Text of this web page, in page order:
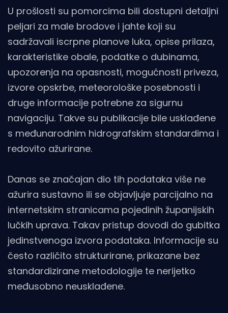
U prošlosti su pomorcima bili dostupni detaljni
peljari za male brodove i jahte koji su
sadržavali iscrpne planove luka, opise prilaza,
karakteristike obale, podatke o dubinama,
upozorenja na opasnosti, mogućnosti priveza,
izvore opskrbe, meteorološke posebnosti i
druge informacije potrebne za sigurnu
navigaciju. Takve su publikacije bile usklađene
s međunarodnim hidrografskim standardima i
redovito ažurirane.
Danas se značajan dio tih podataka više ne
ažurira sustavno ili se objavljuje parcijalno na
internetskim stranicama pojedinih županijskih
lučkih uprava. Takav pristup dovodi do gubitka
jedinstvenoga izvora podataka. Informacije su
često različito strukturirane, prikazane bez
standardizirane metodologije te nerijetko
međusobno neusklađene.